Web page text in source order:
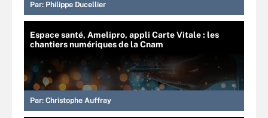
Par: Philippe Ducellier
Espace santé, Amelipro, appli Carte Vitale : les
chantiers numériques de la Cnam
Par: Christophe Auffray